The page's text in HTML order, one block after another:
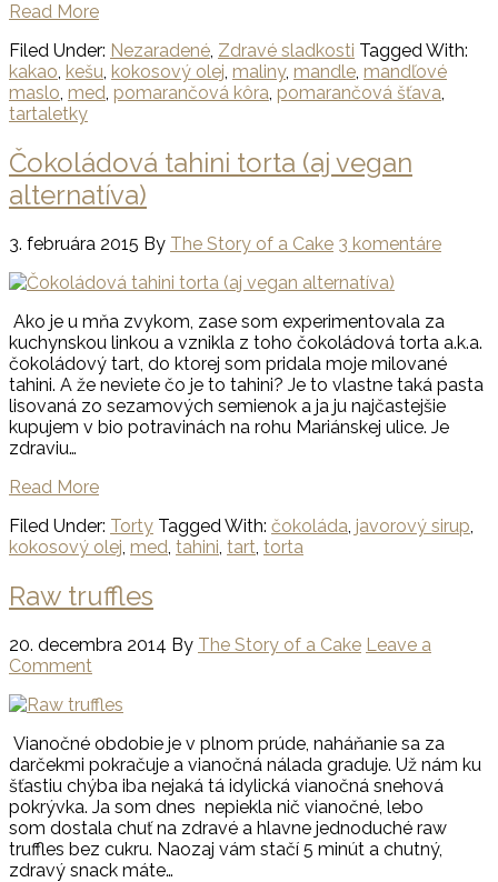
Read More
Filed Under: Nezaradené, Zdravé sladkosti Tagged With:
kakao, kešu, kokosový olej, maliny, mandle, mandľové
maslo, med, pomarančová kôra, pomarančová šťava,
tartaletky
Čokoládová tahini torta (aj vegan
alternatíva)
3. februára 2015 By The Story of a Cake 3 komentáre
Ako je u mňa zvykom, zase som experimentovala za
kuchynskou linkou a vznikla z toho čokoládová torta a.k.a.
čokoládový tart, do ktorej som pridala moje milované
tahini. A že neviete čo je to tahini? Je to vlastne taká pasta
lisovaná zo sezamových semienok a ja ju najčastejšie
kupujem v bio potravinách na rohu Mariánskej ulice. Je
zdraviu…
Read More
Filed Under: Torty Tagged With: čokoláda, javorový sirup,
kokosový olej, med, tahini, tart, torta
Raw truffles
20. decembra 2014 By The Story of a Cake Leave a
Comment
Vianočné obdobie je v plnom prúde, naháňanie sa za
darčekmi pokračuje a vianočná nálada graduje. Už nám ku
šťastiu chýba iba nejaká tá idylická vianočná snehová
pokrývka. Ja som dnes nepiekla nič vianočné, lebo
som dostala chuť na zdravé a hlavne jednoduché raw
truffles bez cukru. Naozaj vám stačí 5 minút a chutný,
zdravý snack máte…